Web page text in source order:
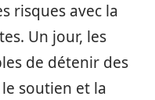
risques avec la
Un jour, les
de détenir des
soutien et la